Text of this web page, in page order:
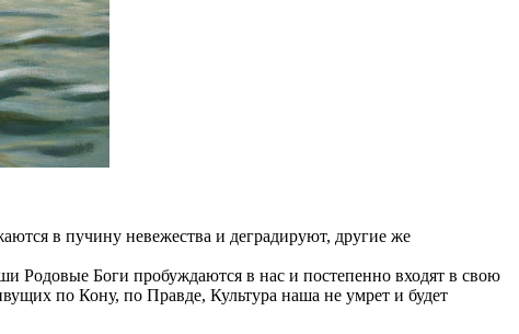
в пучину невежества и деградируют, другие же
Боги пробуждаются в нас и постепенно входят в свою
по Кону, по Правде, Культура наша не умрет и будет